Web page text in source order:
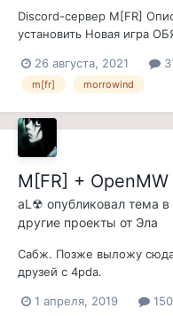
Discord-сервер M[FR]
установить Новая игра
Команда M[FR] Архивные
26 августа, 2021
m[fr] morrowind
M[FR] +
aL☢ опубликовал тема в
другие проекты от Эла
Сабж. Позже выложу
друзей с 4pda.
1 апреля, 2019